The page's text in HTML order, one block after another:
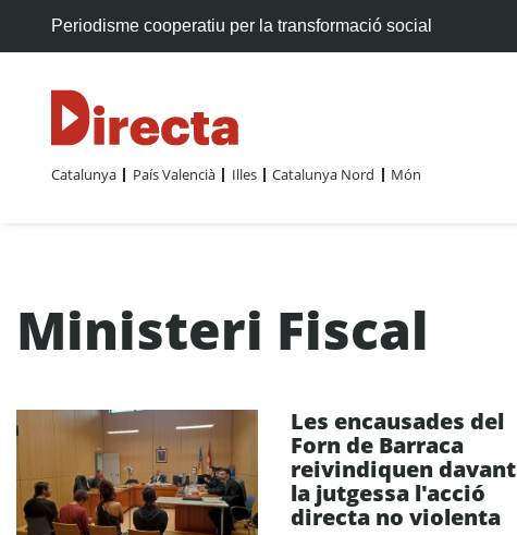
Periodisme cooperatiu per la transformació social
Catalunya País Valencià Illes Catalunya Nord Món
Ministeri Fiscal
Les encausades del
Forn de Barraca
reivindiquen davant
la jutgessa l'acció
directa no violenta